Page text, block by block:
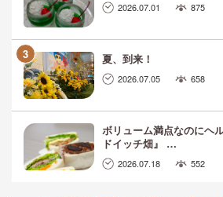
2026.07.01 875
夏、到来！
2026.07.05 658
ボリューム満点なのにヘ
ドイッチ畑』 …
2026.07.18 552